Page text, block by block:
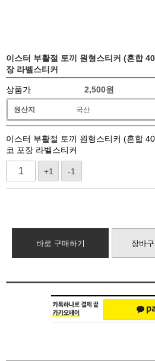
이스터 부활절 토끼 원형스티커 (혼합
장 라벨스티커
상품가 2,500원
원산지 국산
이스터 부활절 토끼 원형스티커 (혼합
코 포장 라벨스티커
+1 -1
바로 구매하기 장바